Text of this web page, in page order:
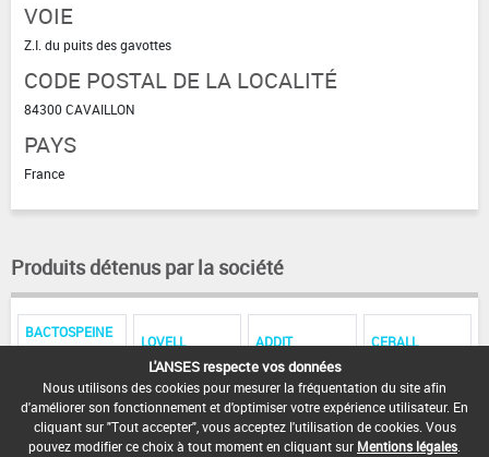
VOIE
Z.I. du puits des gavottes
CODE POSTAL DE LA LOCALITÉ
84300 CAVAILLON
PAYS
France
Produits détenus par la société
BACTOSPEINE
KOPPERT
LOVELL ADDIT CERALL
MYCOTAL LUMIERE
L'ANSES respecte vos données
Nous utilisons des cookies pour mesurer la fréquentation du site afin
d'améliorer son fonctionnement et d'optimiser votre expérience utilisateur. En
cliquant sur "Tout accepter", vous acceptez l'utilisation de cookies. Vous
pouvez modifier ce choix à tout moment en cliquant sur Mentions légales